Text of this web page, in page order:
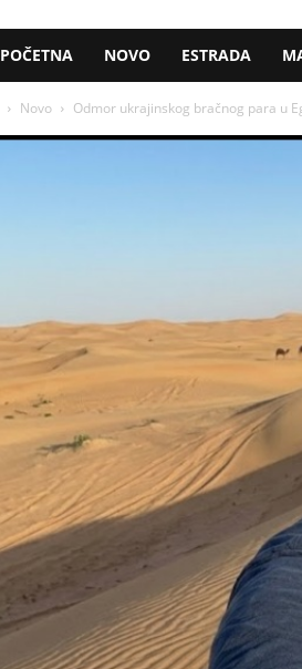
POČETNA NOVO ESTRADA
Novo Odmor ukrajinskog bračnog para u